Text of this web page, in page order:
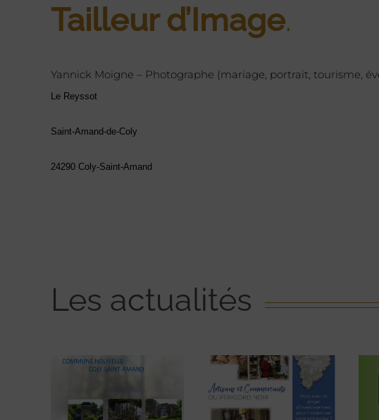
Tailleur d’Image.
Yannick Moigne – Photographe (mariage, portrait, tourisme,
Le Reyssot
Saint-Amand-de-Coly
24290 Coly-Saint-Amand
Les actualités